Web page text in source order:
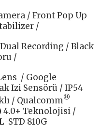
/ Front Pop Up
/
Recording / Black
/
/ Google
Izi Sensörü / IP54
/ Qualcomm®
4.0+ Teknolojisi /
STD 810G